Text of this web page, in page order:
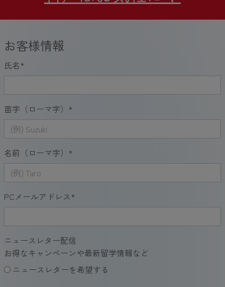
お客様情報
氏名*
苗字（ローマ字） *
名前（ローマ字） *
PCメールアドレス*
ニュースレター配信
お得なキャンペーンや最新留学情報など
ニュースレターを希望する